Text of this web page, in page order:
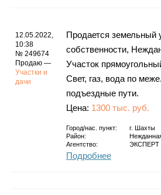
12.05.2022,
10:38
№ 249674
Продаю —
Участки и
дачи
Продается земельный
собственности,
Участок
Свет, газ, вода по
подъездные пути.
Цена: 1300 тыс. руб.
Город/нас. пункт: г.
Шахты
Район:
Агентство:
ЭКСПЕРТ
Подробнее